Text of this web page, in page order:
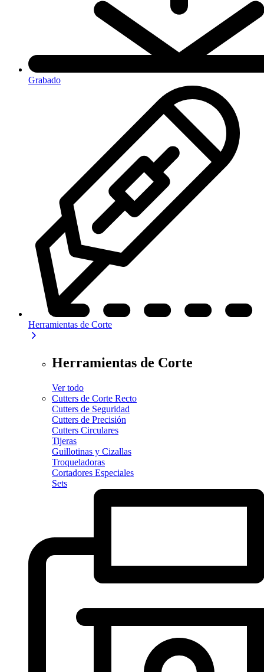
Grabado
Herramientas de Corte
Herramientas de Corte
Ver todo
Cutters de Corte Recto
Cutters de Seguridad
Cutters de Precisión
Cutters Circulares
Tijeras
Guillotinas y Cizallas
Troqueladoras
Cortadores Especiales
Sets